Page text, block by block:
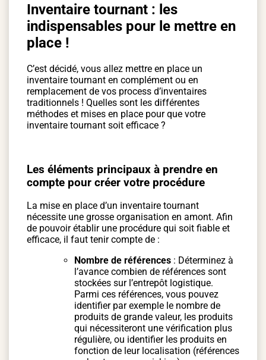
Inventaire tournant : les
indispensables pour le mettre en
place !
C’est décidé, vous allez mettre en place un
inventaire tournant en complément ou en
remplacement de vos process d’inventaires
traditionnels ! Quelles sont les différentes
méthodes et mises en place pour que votre
inventaire tournant soit efficace ?
Les éléments principaux à prendre en
compte pour créer votre procédure
La mise en place d’un inventaire tournant
nécessite une grosse organisation en amont. Afin
de pouvoir établir une procédure qui soit fiable et
efficace, il faut tenir compte de :
Nombre de références : Déterminez à
l’avance combien de références sont
stockées sur l’entrepôt logistique.
Parmi ces références, vous pouvez
identifier par exemple le nombre de
produits de grande valeur, les produits
qui nécessiteront une vérification plus
régulière, ou identifier les produits en
fonction de leur localisation (références